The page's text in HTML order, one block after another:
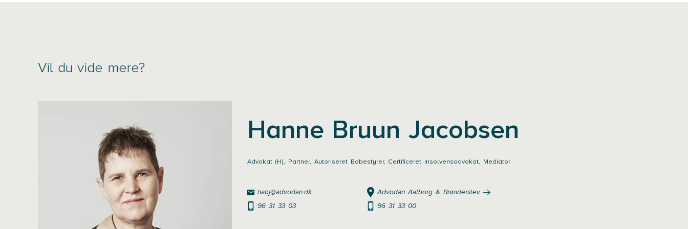
Vil du vide mere?
Hanne Bruun Jacobsen
Advokat (H), Partner, Autoriseret Bobestyrer, Certificeret Insolvensadvokat, Mediator
habj@advodan.dk
96 31 33 03
Advodan Aalborg & Brønderslev
96 31 33 00